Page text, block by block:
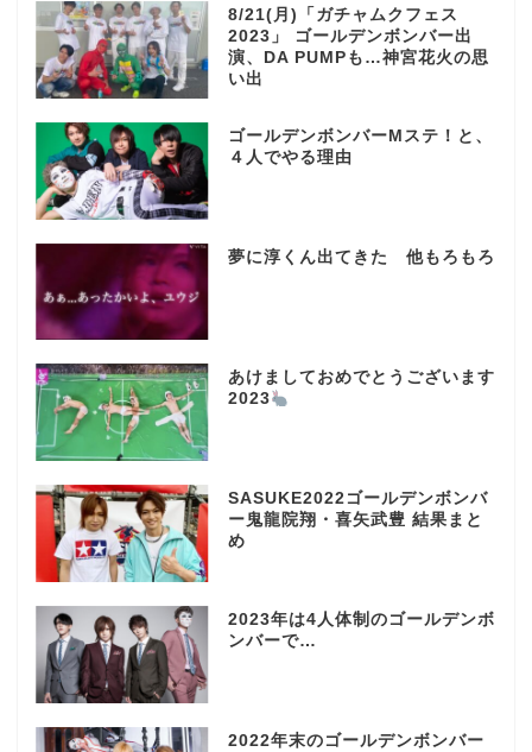
8/21(月)「ガチャムクフェス
2023」 ゴールデンボンバー出
演、DA PUMPも…神宮花火の思
い出
ゴールデンボンバーMステ！と、
４人でやる理由
夢に淳くん出てきた 他もろもろ
あけましておめでとうございます
2023
SASUKE2022ゴールデンボンバ
ー鬼龍院翔・喜矢武豊 結果まと
め
2023年は4人体制のゴールデンボ
ンバーで…
2022年末のゴールデンボンバー